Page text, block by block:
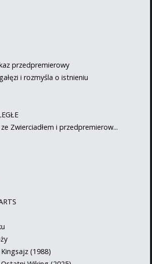
przedpremierowy
i rozmyśla o istnieniu
Zwierciadłem i przedpremierow...
(1988)